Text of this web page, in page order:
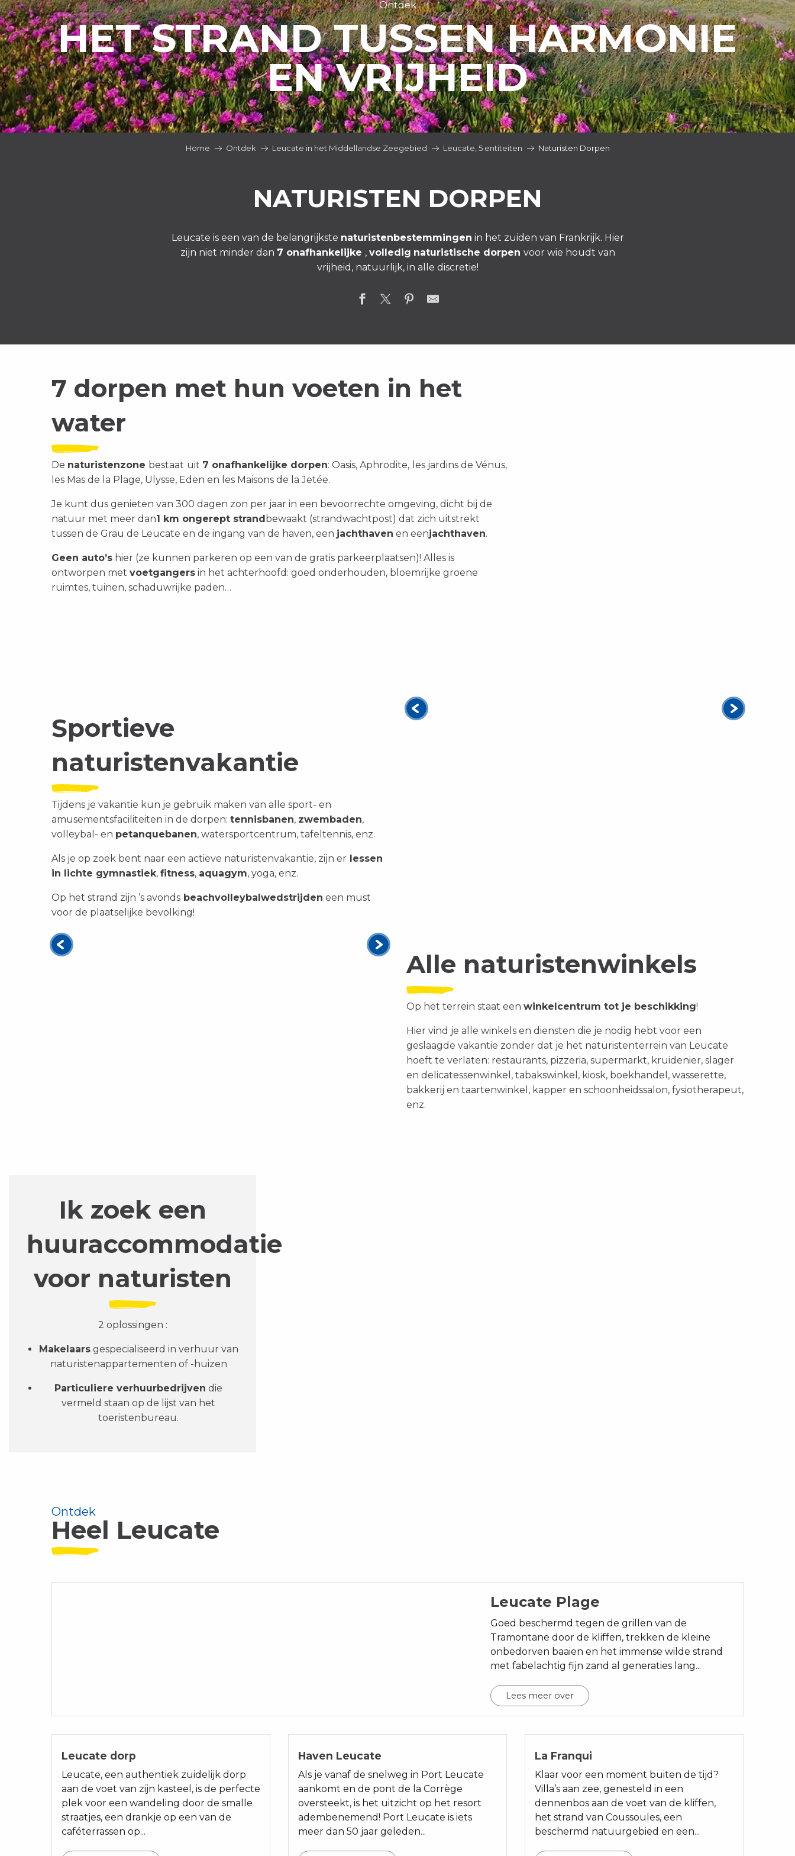
Ontdek
HET STRAND TUSSEN HARMONIE
EN VRIJHEID
Home Ontdek Leucate in het Middellandse Zeegebied Leucate, 5 entiteiten Naturisten Dorpen
NATURISTEN DORPEN
Leucate is een van de belangrijkste naturistenbestemmingen in het zuiden van Frankrijk. Hier
zijn niet minder dan 7 onafhankelijke , volledig naturistische dorpen voor wie houdt van
vrijheid, natuurlijk, in alle discretie!
7 dorpen met hun voeten in het
water
De naturistenzone bestaat uit 7 onafhankelijke dorpen:Oasis, Aphrodite, les jardins de Vénus,
les Mas de la Plage, Ulysse, Eden en les Maisons de la Jetée.
Je kunt dus genieten van 300 dagen zon per jaar in een bevoorrechte omgeving, dicht bij de
natuur met meer dan1 km ongerept strandbewaakt (strandwachtpost) dat zich uitstrekt
tussen de Grau de Leucate en de ingang van de haven, een jachthaven en eenjachthaven.
Geen auto’s hier (ze kunnen parkeren op een van de gratis parkeerplaatsen)! Alles is
ontworpen met voetgangers in het achterhoofd: goed onderhouden, bloemrijke groene
ruimtes, tuinen, schaduwrijke paden…
Sportieve
naturistenvakantie
Tijdens je vakantie kun je gebruik maken van alle sport- en
amusementsfaciliteiten in de dorpen: tennisbanen, zwembaden,
volleybal- en petanquebanen, watersportcentrum, tafeltennis, enz.
Als je op zoek bent naar een actieve naturistenvakantie, zijn er lessen
in lichte gymnastiek, fitness, aquagym, yoga, enz.
Op het strand zijn ’s avonds beachvolleybalwedstrijden een must
voor de plaatselijke bevolking!
Alle naturistenwinkels
Op het terrein staat een winkelcentrum tot je beschikking!
Hier vind je alle winkels en diensten die je nodig hebt voor een
geslaagde vakantie zonder dat je het naturistenterrein van Leucate
hoeft te verlaten: restaurants, pizzeria, supermarkt, kruidenier, slager
en delicatessenwinkel, tabakswinkel, kiosk, boekhandel, wasserette,
bakkerij en taartenwinkel, kapper en schoonheidssalon, fysiotherapeut,
enz.
Ik zoek een
huuraccommodatie
voor naturisten
2 oplossingen :
Makelaarsgespecialiseerd in verhuur van
naturistenappartementen of -huizen
Particuliere verhuurbedrijven die
vermeld staan op de lijst van het
toeristenbureau.
Ontdek
Heel Leucate
Leucate Plage
Goed beschermd tegen de grillen van de
Tramontane door de kliffen, trekken de kleine
onbedorven baaien en het immense wilde strand
met fabelachtig fijn zand al generaties lang...
Lees meer over
Leucate dorp
Leucate, een authentiek zuidelijk dorp
aan de voet van zijn kasteel, is de perfecte
plek voor een wandeling door de smalle
straatjes, een drankje op een van de
caféterrassen op...
Haven Leucate
Als je vanaf de snelweg in Port Leucate
aankomt en de pont de la Corrège
oversteekt, is het uitzicht op het resort
adembenemend! Port Leucate is iets
meer dan 50 jaar geleden...
La Franqui
Klaar voor een moment buiten de tijd?
Villa’s aan zee, genesteld in een
dennenbos aan de voet van de kliffen,
het strand van Coussoules, een
beschermd natuurgebied en een...